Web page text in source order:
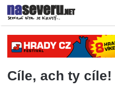
Cíle, ach ty cíle!